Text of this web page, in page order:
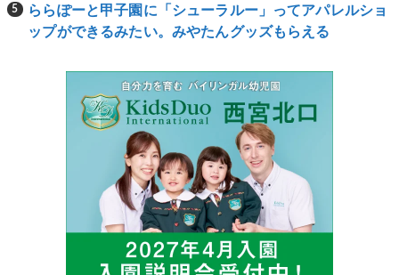
ららぽーと甲子園に「シューラルー」ってアパレルショ
ップができるみたい。みやたんグッズもらえる